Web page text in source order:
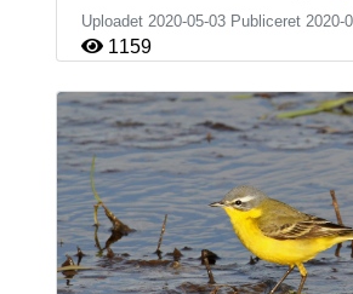
Uploadet 2020-05-03 Publiceret 2020-
1159